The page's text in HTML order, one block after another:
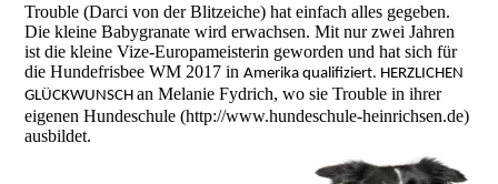
Trouble (Darci von der Blitzeiche) hat einfach alles gegeben.
Die kleine Babygranate wird erwachsen. Mit nur zwei Jahren
ist die kleine Vize-Europameisterin geworden und hat sich für
die Hundefrisbee WM 2017 inAmerika qualifiziert. HERZLICHEN
GLÜCKWUNSCHan Melanie Fydrich, wo sie Trouble in ihrer
eigenen Hundeschule (http://www.hundeschule-heinrichsen.de)
ausbildet.